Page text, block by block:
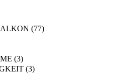
(77)
(3)
(3)